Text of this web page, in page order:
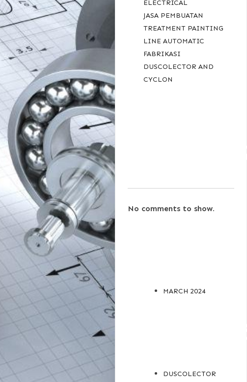
ELECTRICAL
JASA PEMBUATAN
TREATMENT PAINTING
LINE AUTOMATIC
FABRIKASI
DUSCOLECTOR AND
CYCLON
No comments to show.
MARCH 2024
DUSCOLECTOR